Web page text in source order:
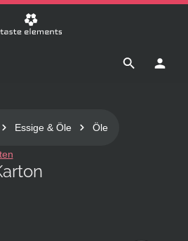
Essige & Öle Öle
von 0 von 5 Sternen